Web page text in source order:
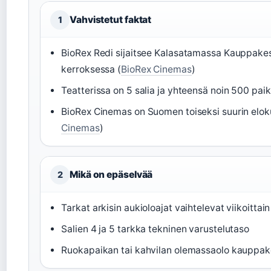
1 Vahvistetut faktat
BioRex Redi sijaitsee Kalasatamassa
kerroksessa (BioRex Cinemas)
Teatterissa on 5 salia ja yhteensä noin 500
BioRex Cinemas on Suomen toiseksi suurin
Cinemas)
2 Mikä on epäselvää
Tarkat arkisin aukioloajat vaihtelevat viikoittain
Salien 4 ja 5 tarkka tekninen varustelutaso
Ruokapaikan tai kahvilan olemassaolo